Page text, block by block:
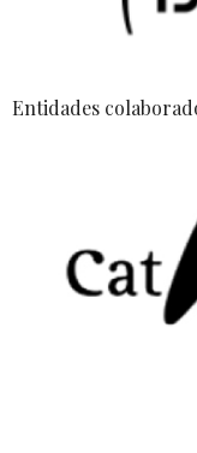
Entidades